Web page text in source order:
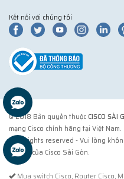
Kết nối với chúng tôi
© 2018 Bản quyền thuộcCISCO SÀI
mạng Cisco chính hãng tại Việt Nam.
® All rights reserved - Vui lòng
đồng ý của Cisco Sài Gòn.
Mua switch Cisco, Router Cisco,